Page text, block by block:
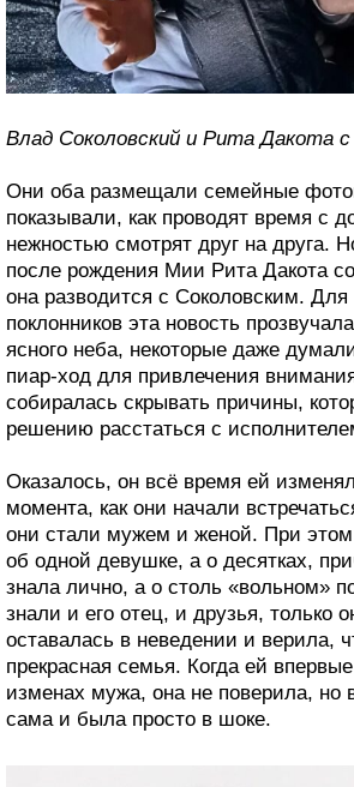
Влад Соколовский и Рита Дакота с
Они оба размещали семейные
показывали, как проводят время с
нежностью смотрят друг на друга.
после рождения Мии Рита Дакота
она разводится с Соколовским. Для
поклонников эта новость
ясного неба, некоторые даже
пиар-ход для привлечения
собиралась скрывать причины,
решению расстаться с
Оказалось, он всё время ей
момента, как они начали
они стали мужем и женой. При этом
об одной девушке, а о десятках,
знала лично, а о столь «вольном»
знали и его отец, и друзья, только
оставалась в неведении и верила,
прекрасная семья. Когда ей
изменах мужа, она не поверила, но
сама и была просто в шоке.